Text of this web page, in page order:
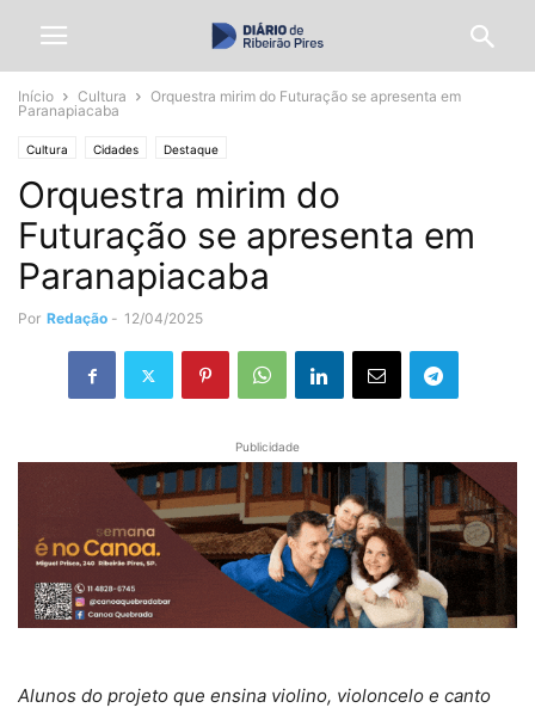
Início Cultura
Orquestra mirim do Futuração se apresenta em
Paranapiacaba
Cultura Cidades Destaque
Orquestra mirim do
Futuração se apresenta em
Paranapiacaba
Por Redação - 12/04/2025
Publicidade
Alunos do projeto que ensina violino, violoncelo e canto